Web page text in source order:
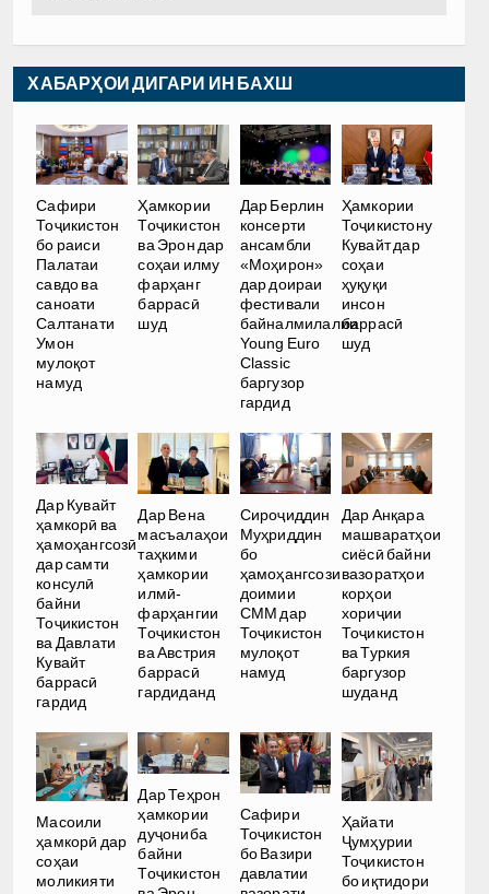
ХАБАРҲОИ ДИГАРИ ИН БАХШ
Сафири
Тоҷикистон
бо раиси
Палатаи
савдо ва
саноати
Салтанати
Умон
мулоқот
намуд
Ҳамкории
Тоҷикистон
ва Эрон дар
соҳаи илму
фарҳанг
баррасӣ
шуд
Дар Берлин
консерти
ансамбли
«Моҳирон»
дар доираи
фестивали
байналмилалии
Young Euro
Classic
баргузор
гардид
Ҳамкории
Тоҷикистону
Кувайт дар
соҳаи
ҳуқуқи
инсон
баррасӣ
шуд
Дар Кувайт
ҳамкорӣ ва
ҳамоҳангсозӣ
дар самти
консулӣ
байни
Тоҷикистон
ва Давлати
Кувайт
баррасӣ
гардид
Дар Вена
масъалаҳои
таҳкими
ҳамкории
илмӣ-
фарҳангии
Тоҷикистон
ва Австрия
баррасӣ
гардиданд
Сироҷиддин
Муҳриддин
бо
ҳамоҳангсози
доимии
СММ дар
Тоҷикистон
мулоқот
намуд
Дар Анқара
машваратҳои
сиёсӣ байни
вазоратҳои
корҳои
хориҷии
Тоҷикистон
ва Туркия
баргузор
шуданд
Масоили
ҳамкорӣ дар
соҳаи
моликияти
Дар Теҳрон
ҳамкории
дуҷониба
байни
Тоҷикистон
Сафири
Тоҷикистон
бо Вазири
давлатии
Ҳайати
Ҷумҳурии
Тоҷикистон
бо иқтидори